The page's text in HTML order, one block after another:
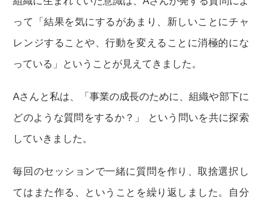
って「結果を気にするがあまり、新しいことにチャ
レンジすることや、行動を変えることに消極的にな
っている」ということが見えてきました。
Aさんと私は、「事業の成長のために、組織や部下に
どのような質問をするか？」 という問いを共に探索
していきました。
毎回のセッションで一緒に質問を作り、取捨選択し
てはまた作る、ということを繰り返しました。自分